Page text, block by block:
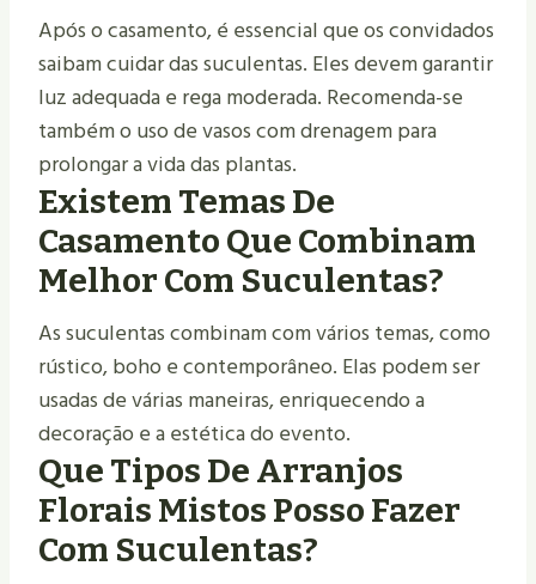
Após o casamento, é essencial que os convidados
saibam cuidar das suculentas. Eles devem garantir
luz adequada e rega moderada. Recomenda-se
também o uso de vasos com drenagem para
prolongar a vida das plantas.
Existem Temas De
Casamento Que Combinam
Melhor Com Suculentas?
As suculentas combinam com vários temas, como
rústico, boho e contemporâneo. Elas podem ser
usadas de várias maneiras, enriquecendo a
decoração e a estética do evento.
Que Tipos De Arranjos
Florais Mistos Posso Fazer
Com Suculentas?